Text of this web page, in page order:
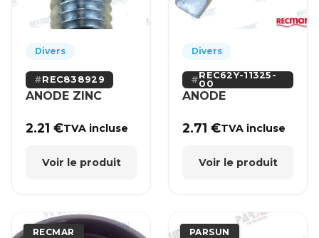
Divers
REC838929
ANODE ZINC
2.21€TVA incluse
Voir le produit
Divers
REC62Y-11325-
00
ANODE
2.71€TVA incluse
Voir le produit
RECMAR PARSUN